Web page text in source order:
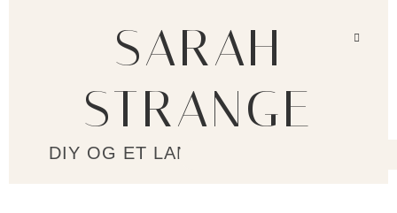
SARAH
STRANGE
DIY OG ET LANGSOMMERE LIV?